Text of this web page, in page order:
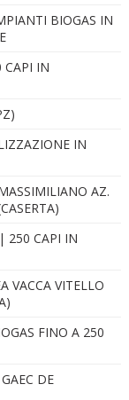
BIOGAS IN
CAPI IN
IN
AZ.
250 CAPI IN
VACCA VITELLO
FINO A 250
DE